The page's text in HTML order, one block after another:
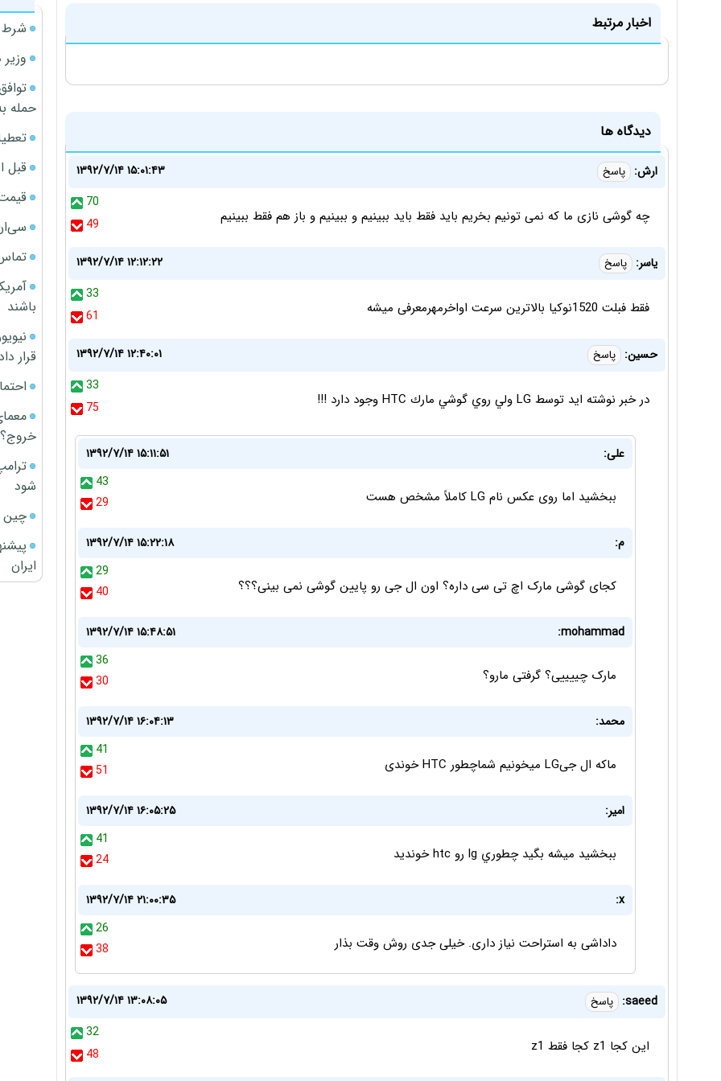
اخبار مرتبط
دیدگاه ها
ارش: پاسخ
۱۳۹۲/۷/۱۴ ۱۵:۰۱:۴۳
70
49
چه گوشی نازی ما که نمی تونیم بخریم باید فقط باید ببینیم و ببینیم و باز هم فقط ببینیم
یاسر: پاسخ
۱۳۹۲/۷/۱۴ ۱۲:۱۲:۲۲
33
61
فقط فبلت 1520نوکیا بالاترین سرعت اواخرمهرمعرفی میشه
حسين: پاسخ
۱۳۹۲/۷/۱۴ ۱۲:۴۰:۰۱
33
75
در خبر نوشته ايد توسط LG ولي روي گوشي مارك HTC وجود دارد !!!
علی:
۱۳۹۲/۷/۱۴ ۱۵:۱۱:۵۱
43
29
ببخشید اما روی عکس نام LG کاملاً مشخص هست
م:
۱۳۹۲/۷/۱۴ ۱۵:۲۲:۱۸
29
40
کجای گوشی مارک اچ تی سی داره؟ اون ال جی رو پایین گوشی نمی بینی؟؟؟
mohammad:
۱۳۹۲/۷/۱۴ ۱۵:۴۸:۵۱
36
30
مارک چییییی؟ گرفتی مارو؟
محمد:
۱۳۹۲/۷/۱۴ ۱۶:۰۴:۱۳
41
51
ماکه ال جیLG میخونیم شماچطور HTC خوندی
امير:
۱۳۹۲/۷/۱۴ ۱۶:۰۵:۲۵
41
24
ببخشيد ميشه بگيد چطوري lg رو htc خونديد
x:
۱۳۹۲/۷/۱۴ ۲۱:۰۰:۳۵
26
38
داداشی به استراحت نیاز داری. خیلی جدی روش وقت بذار
saeed: پاسخ
۱۳۹۲/۷/۱۴ ۱۳:۰۸:۰۵
32
48
این کجا z1 کجا فقط z1
شرط
حمله
قبل
قیمت
باشند
قرار
خروج؟
شود
چین
ایران